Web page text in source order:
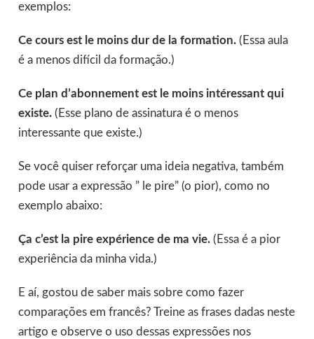
exemplos:
Ce cours est le moins dur de la formation.(Essa aula
é a menos difícil da formação.)
Ce plan d’abonnement est le moins intéressant qui
existe.(Esse plano de assinatura é o menos
interessante que existe.)
Se você quiser reforçar uma ideia negativa, também
pode usar a expressão ” le pire” (o pior), como no
exemplo abaixo:
Ça c’est la pire expérience de ma vie.(Essa é a pior
experiência da minha vida.)
E aí, gostou de saber mais sobre como fazer
comparações em francês? Treine as frases dadas neste
artigo e observe o uso dessas expressões nos